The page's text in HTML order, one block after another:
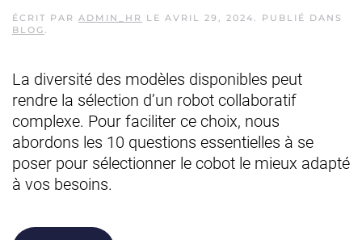
ÉCRIT PAR ADMIN_HR LE AVRIL 29, 2024. PUBLIÉ DANS
BLOG.
La diversité des modèles disponibles peut
rendre la sélection d’un robot collaboratif
complexe. Pour faciliter ce choix, nous
abordons les 10 questions essentielles à se
poser pour sélectionner le cobot le mieux adapté
à vos besoins.